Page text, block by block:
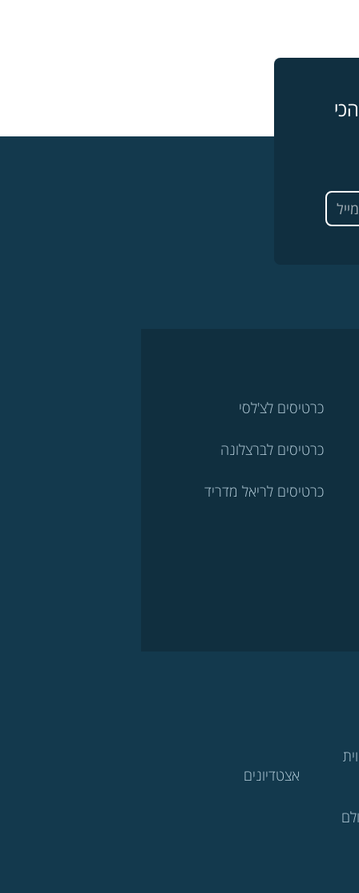
כרטיסים לצ'לסי
כרטיסים לברצלונה
כרטיסים לריאל מדריד
אצטדיונים